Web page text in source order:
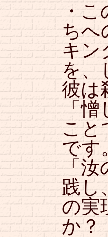
・こ
ちへ
キン
を、
彼は
「憎
こと
です
「汝
践し
の実
か？